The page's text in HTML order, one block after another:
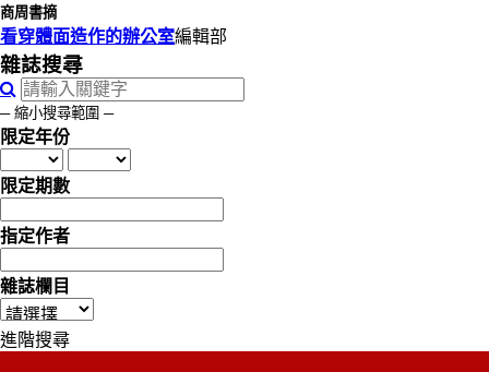
商周書摘
看穿體面造作的辦公室編輯部
雜誌搜尋
─ 縮小搜尋範圍 ─
限定年份
限定期數
指定作者
雜誌欄目
進階搜尋